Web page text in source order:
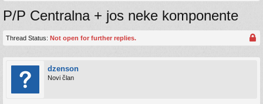
P/P Centralna + jos neke komponente
Thread Status: Not open for further replies.
dzenson
Novi član